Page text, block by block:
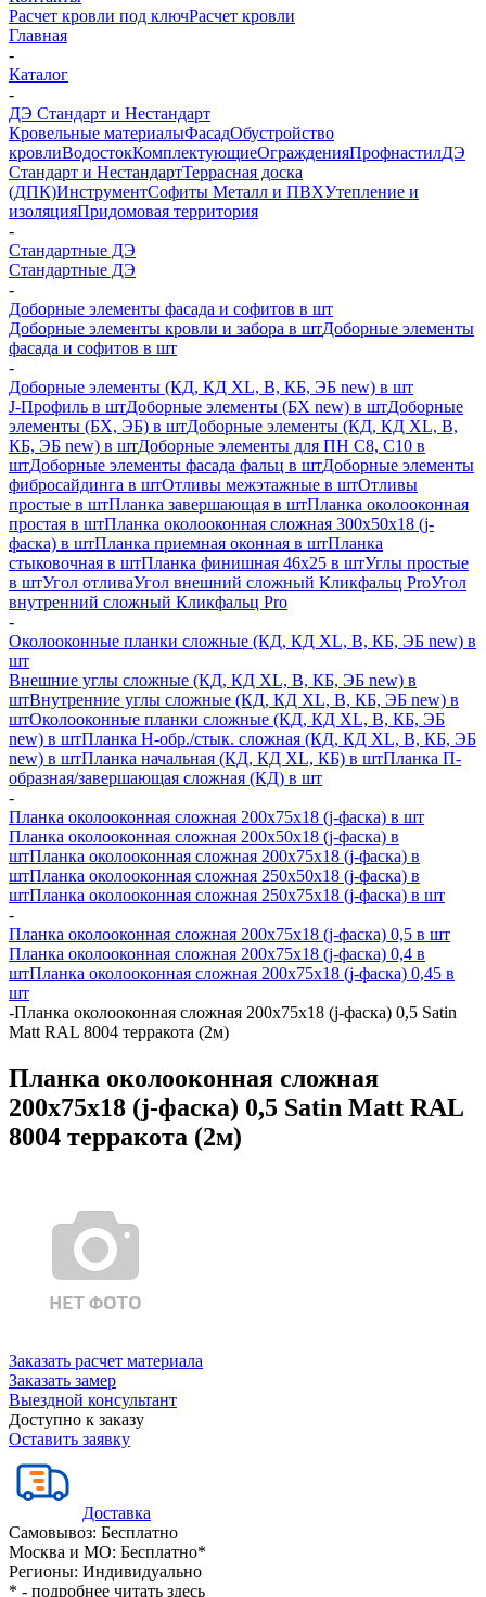
Расчет кровли под ключРасчет кровли
Главная
-
Каталог
-
ДЭ Стандарт и Нестандарт
Кровельные материалыФасадОбустройство
кровлиВодостокКомплектующиеОгражденияПрофнастилДЭ
Стандарт и НестандартТеррасная доска
(ДПК)ИнструментСофиты Металл и ПВХУтепление и
изоляцияПридомовая территория
-
Стандартные ДЭ
Стандартные ДЭ
-
Доборные элементы фасада и софитов в шт
Доборные элементы кровли и забора в штДоборные элементы
фасада и софитов в шт
-
Доборные элементы (КД, КД XL, В, КБ, ЭБ new) в шт
J-Профиль в штДоборные элементы (БХ new) в штДоборные
элементы (БХ, ЭБ) в штДоборные элементы (КД, КД XL, В,
КБ, ЭБ new) в штДоборные элементы для ПН С8, С10 в
штДоборные элементы фасада фальц в штДоборные элементы
фибросайдинга в штОтливы межэтажные в штОтливы
простые в штПланка завершающая в штПланка околооконная
простая в штПланка околооконная сложная 300х50х18 (j-
фаска) в штПланка приемная оконная в штПланка
стыковочная в штПланка финишная 46х25 в штУглы простые
в штУгол отливаУгол внешний сложный Кликфальц ProУгол
внутренний сложный Кликфальц Pro
-
Околооконные планки сложные (КД, КД XL, В, КБ, ЭБ new) в
шт
Внешние углы сложные (КД, КД XL, В, КБ, ЭБ new) в
штВнутренние углы сложные (КД, КД XL, В, КБ, ЭБ new) в
штОколооконные планки сложные (КД, КД XL, В, КБ, ЭБ
new) в штПланка H-обр./стык. сложная (КД, КД XL, В, КБ, ЭБ
new) в штПланка начальная (КД, КД XL, КБ) в штПланка П-
образная/завершающая сложная (КД) в шт
-
Планка околооконная сложная 200х75х18 (j-фаска) в шт
Планка околооконная сложная 200х50х18 (j-фаска) в
штПланка околооконная сложная 200х75х18 (j-фаска) в
штПланка околооконная сложная 250х50х18 (j-фаска) в
штПланка околооконная сложная 250х75х18 (j-фаска) в шт
-
Планка околооконная сложная 200х75х18 (j-фаска) 0,5 в шт
Планка околооконная сложная 200х75х18 (j-фаска) 0,4 в
штПланка околооконная сложная 200х75х18 (j-фаска) 0,45 в
шт
-Планка околооконная сложная 200х75х18 (j-фаска) 0,5 Satin
Matt RAL 8004 терракота (2м)
Планка околооконная сложная
200х75х18 (j-фаска) 0,5 Satin Matt RAL
8004 терракота (2м)
Заказать расчет материала
Заказать замер
Выездной консультант
Доступно к заказу
Оставить заявку
Доставка
Самовывоз: Бесплатно
Москва и МО: Бесплатно*
Регионы: Индивидуально
* - подробнее читать здесь